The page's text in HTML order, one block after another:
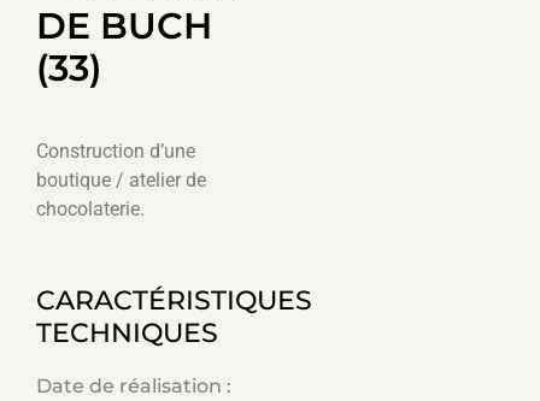
DE BUCH
(33)
Construction d’une
boutique / atelier de
chocolaterie.
CARACTÉRISTIQUES
TECHNIQUES
Date de réalisation :